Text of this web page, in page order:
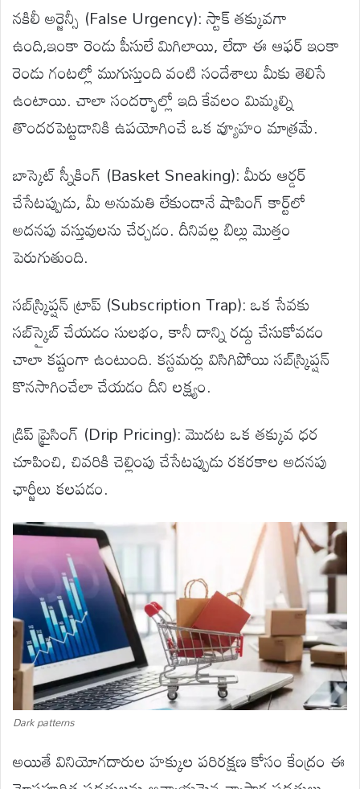
నకిలీ అర్జెన్సీ (False Urgency): స్టాక్ తక్కువగా
ఉంది,ఇంకా రెండు పీసులే మిగిలాయి, లేదా ఈ ఆఫర్ ఇంకా
రెండు గంటల్లో ముగుస్తుంది వంటి సందేశాలు మీకు తెలిసే
ఉంటాయి. చాలా సందర్భాల్లో ఇది కేవలం మిమ్మల్ని
తొందరపెట్టడానికి ఉపయోగించే ఒక వ్యూహం మాత్రమే.
బాస్కెట్ స్నీకింగ్ (Basket Sneaking): మీరు ఆర్డర్
చేసేటప్పుడు, మీ అనుమతి లేకుండానే షాపింగ్ కార్ట్‌లో
అదనపు వస్తువులను చేర్చడం. దీనివల్ల బిల్లు మొత్తం
పెరుగుతుంది.
సబ్‌స్క్రిప్షన్ ట్రాప్ (Subscription Trap): ఒక సేవకు
సబ్‌స్క్రైబ్ చేయడం సులభం, కానీ దాన్ని రద్దు చేసుకోవడం
చాలా కష్టంగా ఉంటుంది. కస్టమర్లు విసిగిపోయి సబ్‌స్క్రిప్షన్
కొనసాగించేలా చేయడం దీని లక్ష్యం.
డ్రిప్ ప్రైసింగ్ (Drip Pricing): మొదట ఒక తక్కువ ధర
చూపించి, చివరికి చెల్లింపు చేసేటప్పుడు రకరకాల అదనపు
ఛార్జీలు కలపడం.
Dark patterns
అయితే వినియోగదారుల హక్కుల పరిరక్షణ కోసం కేంద్రం ఈ